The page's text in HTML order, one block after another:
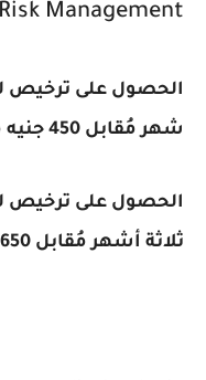
Management
الحصول على ترخيص
شهر مُقابل 450 جنيه مصري.
الحصول على ترخيص
ثلاثة أشهر مُقابل 650 جنيه مصري.